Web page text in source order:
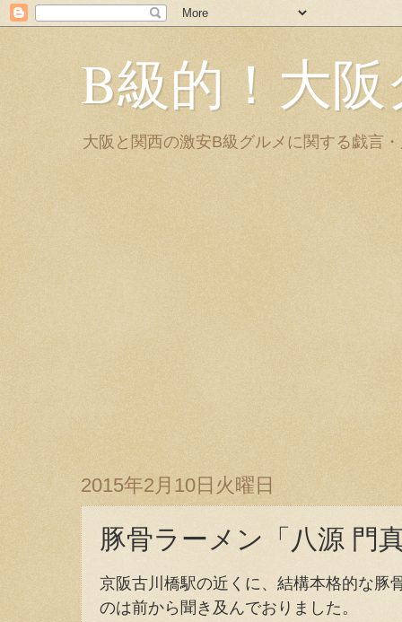
B級的！大
大阪と関西の激安B級グルメに関する戯言
2015年2月10日火曜日
豚骨ラーメン「八源 門
京阪古川橋駅の近くに、結構本格的な豚
のは前から聞き及んでおりました。